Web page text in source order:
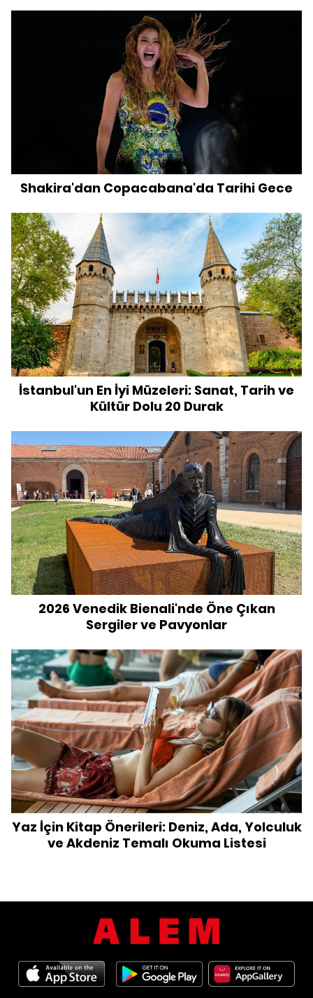
Shakira'dan Copacabana'da Tarihi Gece
İstanbul'un En İyi Müzeleri: Sanat, Tarih ve
Kültür Dolu 20 Durak
2026 Venedik Bienali'nde Öne Çıkan
Sergiler ve Pavyonlar
Yaz İçin Kitap Önerileri: Deniz, Ada, Yolculuk
ve Akdeniz Temalı Okuma Listesi